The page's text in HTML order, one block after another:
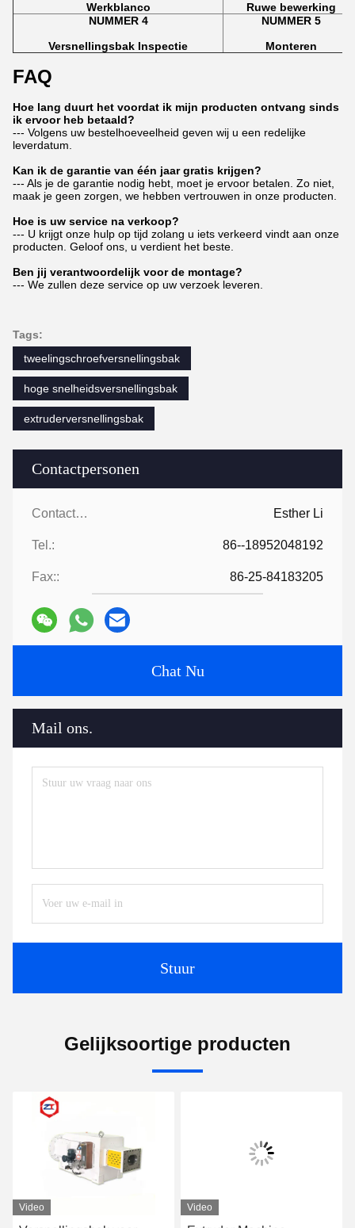
Contactpersonen
Contactpersonen: Esther Li
Tel.: 86--18952048192
Fax:: 86-25-84183205
Chat Nu
Mail ons.
Stuur
Werkblanco
Ruwe bewerking
NUMMER 4
Versnellingsbak Inspectie
NUMMER 5
Monteren
FAQ
Hoe lang duurt het voordat ik mijn producten ontvang sinds
ik ervoor heb betaald?
--- Volgens uw bestelhoeveelheid geven wij u een redelijke
leverdatum.
Kan ik de garantie van één jaar gratis krijgen?
--- Als je de garantie nodig hebt, moet je ervoor betalen. Zo niet,
maak je geen zorgen, we hebben vertrouwen in onze producten.
Hoe is uw service na verkoop?
--- U krijgt onze hulp op tijd zolang u iets verkeerd vindt aan onze
producten. Geloof ons, u verdient het beste.
Ben jij verantwoordelijk voor de montage?
--- We zullen deze service op uw verzoek leveren.
Tags:
tweelingschroefversnellingsbak
hoge snelheidsversnellingsbak
extruderversnellingsbak
Gelijksoortige producten
Video Video